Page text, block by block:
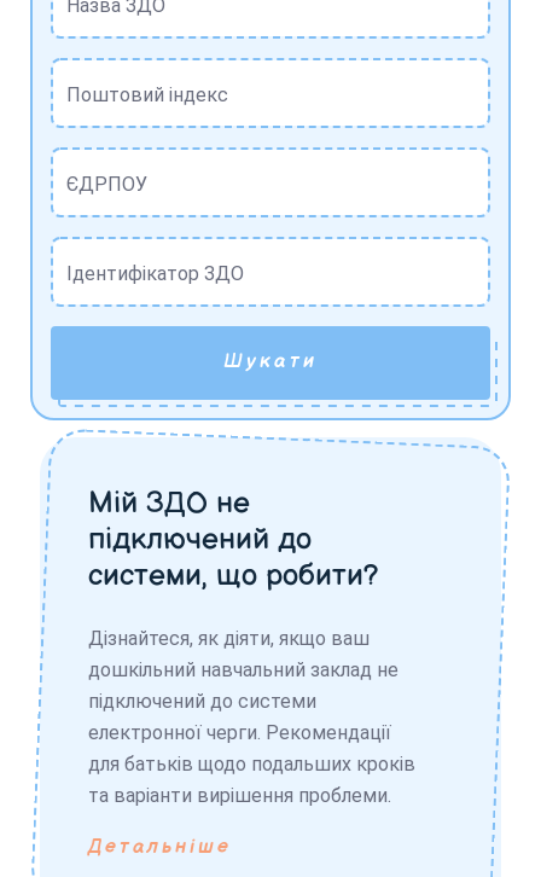
Назва ЗДО
Поштовий індекс
ЄДРПОУ
Ідентифікатор ЗДО
Шукати
Мій ЗДО не
підключений до
системи, що робити?
Дізнайтеся, як діяти, якщо ваш
дошкільний навчальний заклад не
підключений до системи
електронної черги. Рекомендації
для батьків щодо подальших кроків
та варіанти вирішення проблеми.
Детальніше